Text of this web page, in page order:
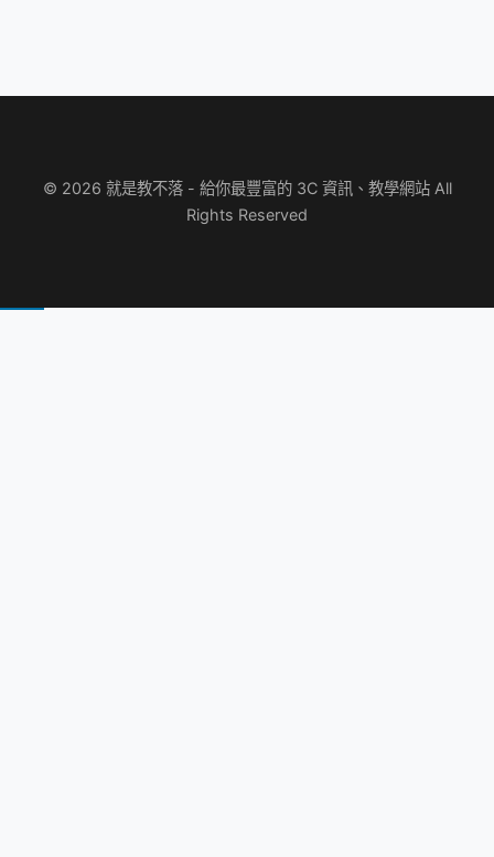
© 2026 就是教不落 - 給你最豐富的 3C 資訊、教學網站 All
Rights Reserved